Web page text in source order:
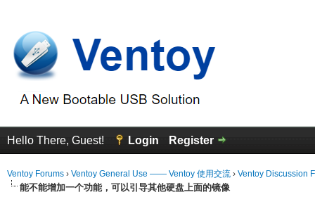
Hello There, Guest! Login Register
Ventoy Forums › Ventoy General Use —— Ventoy 使用交流 › Ventoy Discussion
能不能增加一个功能，可以引导其他硬盘上面的镜像